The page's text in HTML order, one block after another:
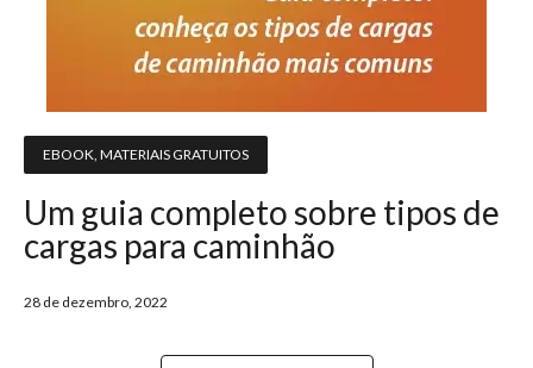
EBOOK MATERIAIS GRATUITOS
Um guia completo sobre tipos de
cargas para caminhão
28 de dezembro, 2022